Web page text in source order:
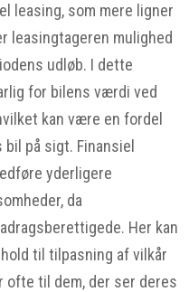
leasing, som mere ligner
leasingtageren mulighed
udløb. I dette
for bilens værdi ved
kan være en fordel
på sigt. Finansiel
yderligere
da
Her kan
til tilpasning af vilkår
ofte til dem, der ser deres